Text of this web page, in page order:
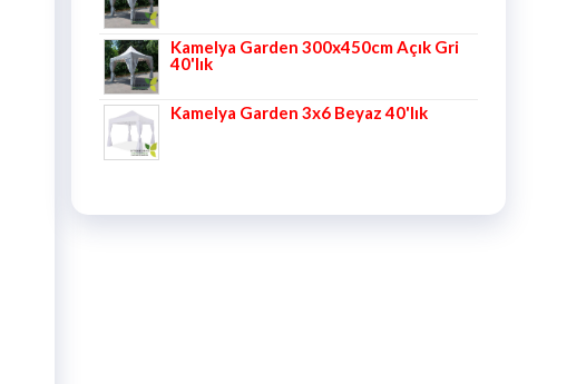
Kamelya Garden 300x450cm Açık Gri
40'lık
Kamelya Garden 3x6 Beyaz 40'lık